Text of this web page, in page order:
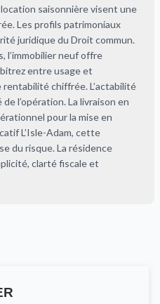
saisonnière visent une
Les profils patrimoniaux
juridique du Droit commun.
l’immobilier neuf offre
entre usage et
chiffrée. L’actabilité
l’opération. La livraison en
pour la mise en
L’Isle-Adam, cette
du risque. La résidence
clarté fiscale et